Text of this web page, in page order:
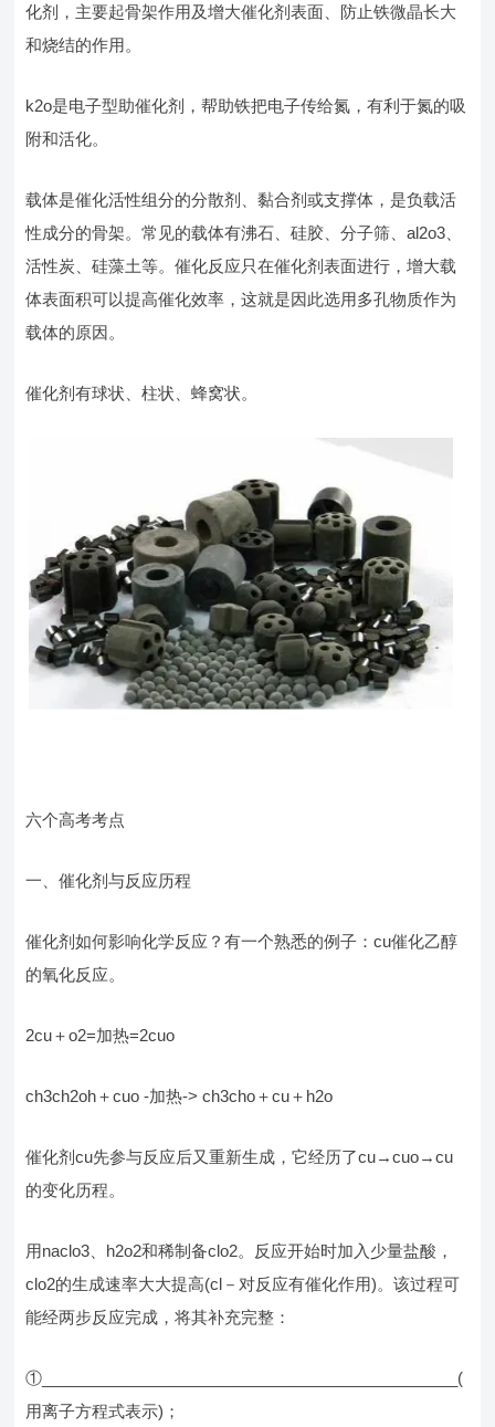
化剂，主要起骨架作用及增大催化剂表面、防止铁微晶长大
和烧结的作用。
k2o是电子型助催化剂，帮助铁把电子传给氮，有利于氮的吸
附和活化。
载体是催化活性组分的分散剂、黏合剂或支撑体，是负载活
性成分的骨架。常见的载体有沸石、硅胶、分子筛、al2o3、
活性炭、硅藻土等。催化反应只在催化剂表面进行，增大载
体表面积可以提高催化效率，这就是因此选用多孔物质作为
载体的原因。
催化剂有球状、柱状、蜂窝状。
六个高考考点
一、催化剂与反应历程
催化剂如何影响化学反应？有一个熟悉的例子：cu催化乙醇
的氧化反应。
2cu＋o2=加热=2cuo
ch3ch2oh＋cuo -加热-> ch3cho＋cu＋h2o
催化剂cu先参与反应后又重新生成，它经历了cu→cuo→cu
的变化历程。
用naclo3、h2o2和稀制备clo2。反应开始时加入少量盐酸，
clo2的生成速率大大提高(cl－对反应有催化作用)。该过程可
能经两步反应完成，将其补充完整：
①_______________________________________________(
用离子方程式表示)；